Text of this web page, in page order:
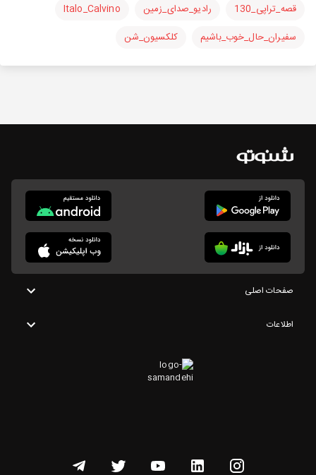
قصه_تراپی_130 رادیو_صدای_زمین
Italo_Calvino
سفیران_حال_خوب_باشیم
کلکسیون_شن
صفحات اصلی
اطلاعات